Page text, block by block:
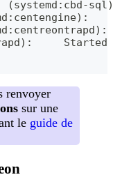
(systemd:cbd-
Started
renvoyer
sur une
le guide de